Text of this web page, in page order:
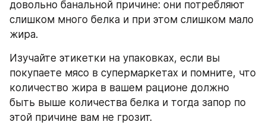
довольно банальной причине: они потребляют
слишком много белка и при этом слишком мало
жира.
Изучайте этикетки на упаковках, если вы
покупаете мясо в супермаркетах и помните, что
количество жира в вашем рационе должно
быть выше количества белка и тогда запор по
этой причине вам не грозит.